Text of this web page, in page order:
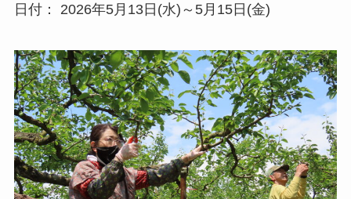
日付： 2026年5月13日(水)～5月15日(金)